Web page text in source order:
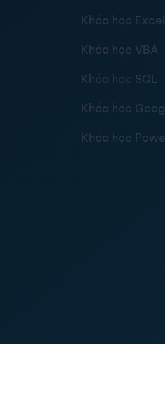
Khóa học Excel
Khóa học VBA
Khóa học SQL
Khóa học
Khóa học